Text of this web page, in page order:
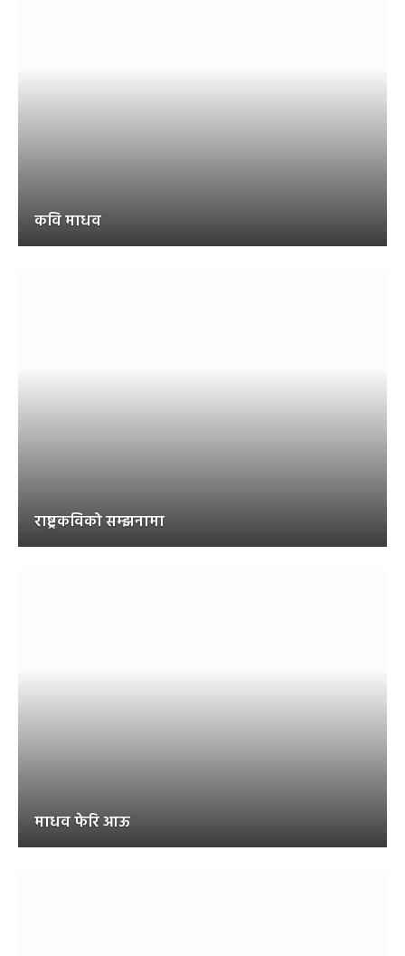
कवि माधव
राष्ट्रकविको सम्झनामा
माधव फेरि आऊ